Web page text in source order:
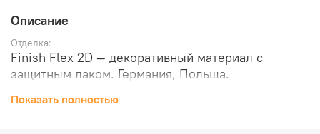
Описание
Отделка:
Finish Flex 2D — декоративный материал с
защитным лаком. Германия, Польша.
Брус хвойных пород, МДФ, кромка ПВХ, жесткий
Показать полностью